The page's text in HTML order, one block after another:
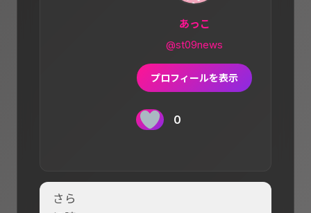
あっこ
@st09news
プロフィールを表示
0
さら